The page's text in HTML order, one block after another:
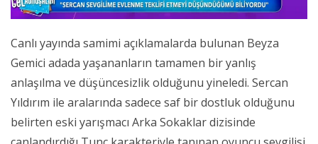
Canlı yayında samimi açıklamalarda bulunan Beyza
Gemici adada yaşananların tamamen bir yanlış
anlaşılma ve düşüncesizlik olduğunu yineledi. Sercan
Yıldırım ile aralarında sadece saf bir dostluk olduğunu
belirten eski yarışmacı Arka Sokaklar dizisinde